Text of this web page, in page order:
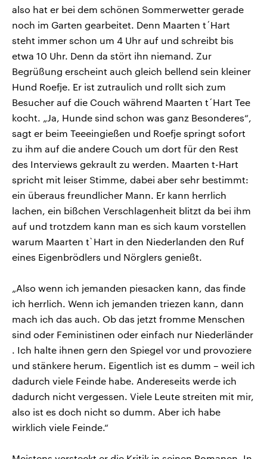
also hat er bei dem schönen Sommerwetter gerade
noch im Garten gearbeitet. Denn Maarten t´Hart
steht immer schon um 4 Uhr auf und schreibt bis
etwa 10 Uhr. Denn da stört ihn niemand. Zur
Begrüßung erscheint auch gleich bellend sein kleiner
Hund Roefje. Er ist zutraulich und rollt sich zum
Besucher auf die Couch während Maarten t´Hart Tee
kocht. „Ja, Hunde sind schon was ganz Besonderes“,
sagt er beim Teeeingießen und Roefje springt sofort
zu ihm auf die andere Couch um dort für den Rest
des Interviews gekrault zu werden. Maarten t-Hart
spricht mit leiser Stimme, dabei aber sehr bestimmt:
ein überaus freundlicher Mann. Er kann herrlich
lachen, ein bißchen Verschlagenheit blitzt da bei ihm
auf und trotzdem kann man es sich kaum vorstellen
warum Maarten t`Hart in den Niederlanden den Ruf
eines Eigenbrödlers und Nörglers genießt.
„Also wenn ich jemanden piesacken kann, das finde
ich herrlich. Wenn ich jemanden triezen kann, dann
mach ich das auch. Ob das jetzt fromme Menschen
sind oder Feministinen oder einfach nur Niederländer
. Ich halte ihnen gern den Spiegel vor und provoziere
und stänkere herum. Eigentlich ist es dumm – weil ich
dadurch viele Feinde habe. Andereseits werde ich
dadurch nicht vergessen. Viele Leute streiten mit mir,
also ist es doch nicht so dumm. Aber ich habe
wirklich viele Feinde.“